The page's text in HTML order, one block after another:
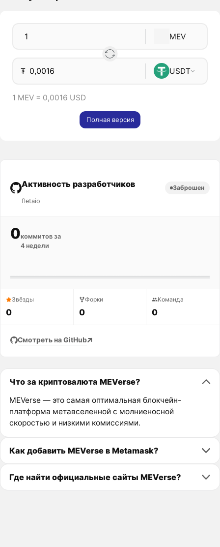
MEV
₮ USDT
1 MEV = 0,0016 USD
Полная версия
Активность разработчиков
fletaio
Заброшен
0коммитов за
4 недели
Звёзды
0
Форки
0
Команда
0
Смотреть на GitHub
Что за криптовалюта MEVerse?
MEVerse — это самая оптимальная блокчейн-
платформа метавселенной с молниеносной
скоростью и низкими комиссиями.
Как добавить MEVerse в Metamask?
Где найти официальные сайты MEVerse?